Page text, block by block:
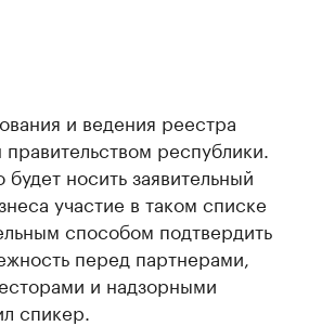
и ведения реестра
республики.
носить заявительный
участие в таком списке
способом подтвердить
перед партнерами,
и надзорными
спикер.